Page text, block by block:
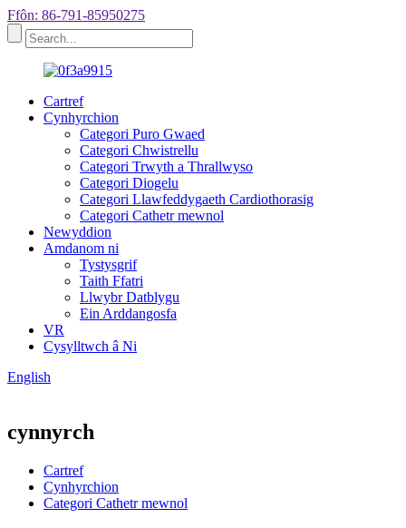
Ffôn: 86-791-85950275
Cartref
Cynhyrchion
Categori Puro Gwaed
Categori Chwistrellu
Categori Trwyth a Thrallwyso
Categori Diogelu
Categori Llawfeddygaeth Cardiothorasig
Categori Cathetr mewnol
Newyddion
Amdanom ni
Tystysgrif
Taith Ffatri
Llwybr Datblygu
Ein Arddangosfa
VR
Cysylltwch â Ni
English
cynnyrch
Cartref
Cynhyrchion
Categori Cathetr mewnol